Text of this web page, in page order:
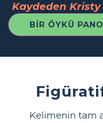
Kaydeden
BIR ÖYKÜ
Kelimenin tam